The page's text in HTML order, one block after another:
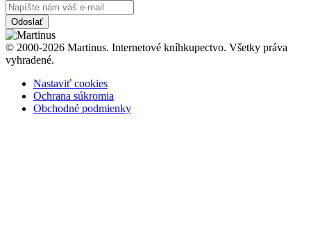
Odoslať
© 2000-2026 Martinus. Internetové kníhkupectvo. Všetky práva
vyhradené.
Nastaviť cookies
Ochrana súkromia
Obchodné podmienky